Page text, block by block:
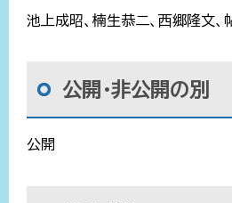
池上成昭、楠生恭二、西郷隆文、
公開・非公開の別
公開